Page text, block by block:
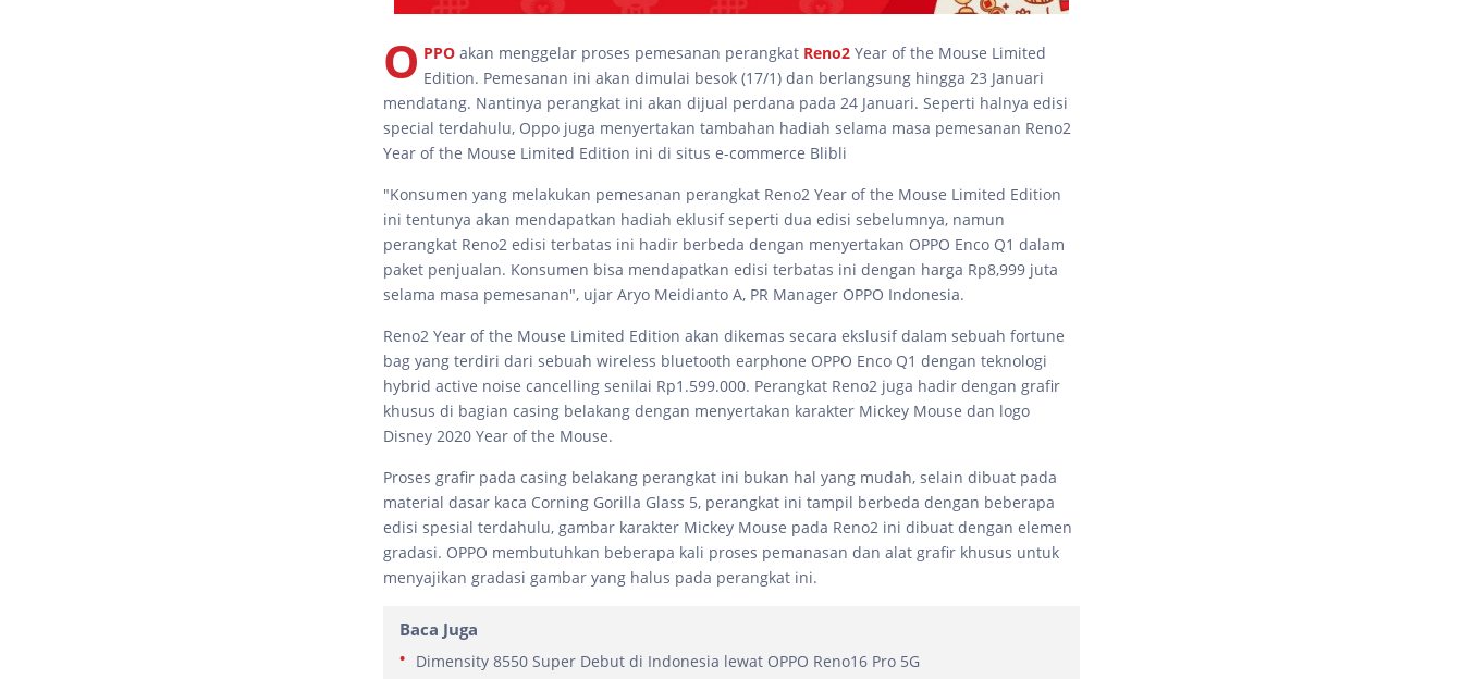
O PPO akan menggelar proses pemesanan perangkat Reno2 Year of the Mouse Limited
Edition. Pemesanan ini akan dimulai besok (17/1) dan berlangsung hingga 23 Januari
mendatang. Nantinya perangkat ini akan dijual perdana pada 24 Januari. Seperti halnya edisi
special terdahulu, Oppo juga menyertakan tambahan hadiah selama masa pemesanan Reno2
Year of the Mouse Limited Edition ini di situs e-commerce Blibli
"Konsumen yang melakukan pemesanan perangkat Reno2 Year of the Mouse Limited Edition
ini tentunya akan mendapatkan hadiah eklusif seperti dua edisi sebelumnya, namun
perangkat Reno2 edisi terbatas ini hadir berbeda dengan menyertakan OPPO Enco Q1 dalam
paket penjualan. Konsumen bisa mendapatkan edisi terbatas ini dengan harga Rp8,999 juta
selama masa pemesanan", ujar Aryo Meidianto A, PR Manager OPPO Indonesia.
Reno2 Year of the Mouse Limited Edition akan dikemas secara ekslusif dalam sebuah fortune
bag yang terdiri dari sebuah wireless bluetooth earphone OPPO Enco Q1 dengan teknologi
hybrid active noise cancelling senilai Rp1.599.000. Perangkat Reno2 juga hadir dengan grafir
khusus di bagian casing belakang dengan menyertakan karakter Mickey Mouse dan logo
Disney 2020 Year of the Mouse.
Proses grafir pada casing belakang perangkat ini bukan hal yang mudah, selain dibuat pada
material dasar kaca Corning Gorilla Glass 5, perangkat ini tampil berbeda dengan beberapa
edisi spesial terdahulu, gambar karakter Mickey Mouse pada Reno2 ini dibuat dengan elemen
gradasi. OPPO membutuhkan beberapa kali proses pemanasan dan alat grafir khusus untuk
menyajikan gradasi gambar yang halus pada perangkat ini.
Baca Juga
Dimensity 8550 Super Debut di Indonesia lewat OPPO Reno16 Pro 5G